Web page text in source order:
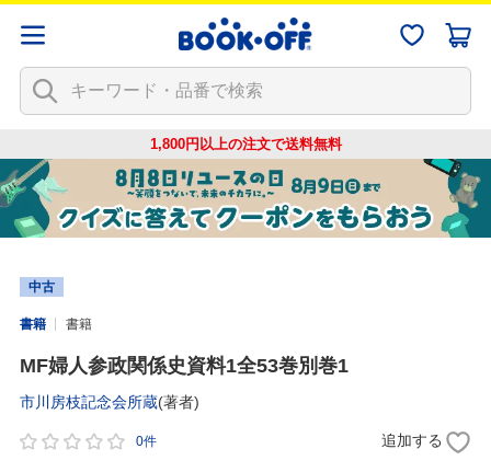
1,800円以上の注文で送料無料
中古
書籍 書籍
MF婦人参政関係史資料1全53巻別巻1
市川房枝記念会所蔵(著者)
0件 追加する